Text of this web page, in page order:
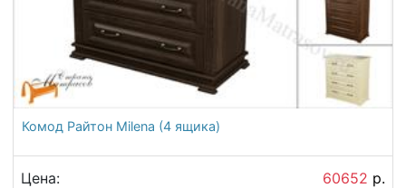
Комод Райтон Milena (4 ящика)
Цена: 60652 р.